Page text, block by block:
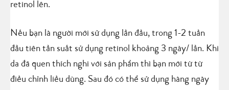
retinol lên.
Nếu bạn là người mới sử dụng lần đầu, trong 1-2 tuần
đầu tiên tần suất sử dụng retinol khoảng 3 ngày/ lần. Khi
da đã quen thích nghi với sản phẩm thì bạn mới từ từ
điều chỉnh liều dùng. Sau đó có thể sử dụng hàng ngày